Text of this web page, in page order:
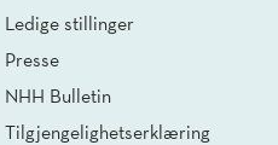
Ledige stillinger
Presse
NHH Bulletin
Tilgjengelighetserklæring